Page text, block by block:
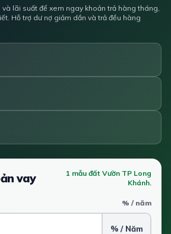
và lãi suất để xem ngay khoản trả hàng tháng,
Hỗ trợ dư nợ giảm dần và trả đều hàng
vay
1 mẫu đất Vườn TP Long
Khánh.
% / năm
% / Năm